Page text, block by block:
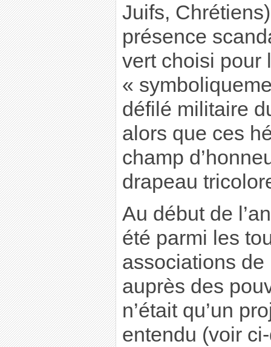
Juifs,
présence
vert choisi pour
«
défilé militaire
alors que ces
champ
drapeau
Au début de
été parmi les
associations
auprès des
n’était qu’un
entendu (voir